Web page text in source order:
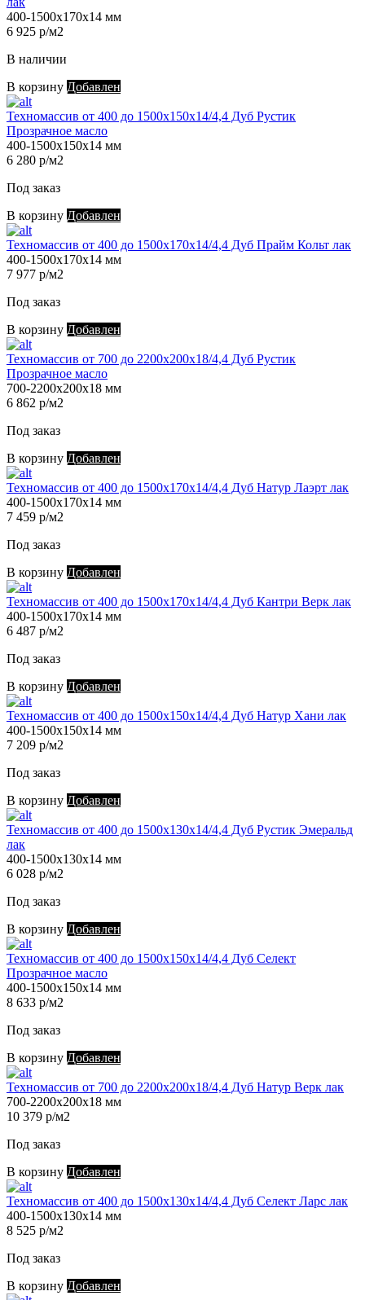
400-1500х170х14 мм
6 925 р/м2
В наличии
В корзину Добавлен
Техномассив от 400 до 1500х150х14/4,4 Дуб Рустик
Прозрачное масло
400-1500х150х14 мм
6 280 р/м2
Под заказ
В корзину Добавлен
Техномассив от 400 до 1500х170х14/4,4 Дуб Прайм Кольт лак
400-1500х170х14 мм
7 977 р/м2
Под заказ
В корзину Добавлен
Техномассив от 700 до 2200х200х18/4,4 Дуб Рустик
Прозрачное масло
700-2200х200х18 мм
6 862 р/м2
Под заказ
В корзину Добавлен
Техномассив от 400 до 1500х170х14/4,4 Дуб Натур Лаэрт лак
400-1500х170х14 мм
7 459 р/м2
Под заказ
В корзину Добавлен
Техномассив от 400 до 1500х170х14/4,4 Дуб Кантри Верк лак
400-1500х170х14 мм
6 487 р/м2
Под заказ
В корзину Добавлен
Техномассив от 400 до 1500х150х14/4,4 Дуб Натур Хани лак
400-1500х150х14 мм
7 209 р/м2
Под заказ
В корзину Добавлен
Техномассив от 400 до 1500х130х14/4,4 Дуб Рустик Эмеральд
лак
400-1500х130х14 мм
6 028 р/м2
Под заказ
В корзину Добавлен
Техномассив от 400 до 1500х150х14/4,4 Дуб Селект
Прозрачное масло
400-1500х150х14 мм
8 633 р/м2
Под заказ
В корзину Добавлен
Техномассив от 700 до 2200х200х18/4,4 Дуб Натур Верк лак
700-2200х200х18 мм
10 379 р/м2
Под заказ
В корзину Добавлен
Техномассив от 400 до 1500х130х14/4,4 Дуб Селект Ларс лак
400-1500х130х14 мм
8 525 р/м2
Под заказ
В корзину Добавлен